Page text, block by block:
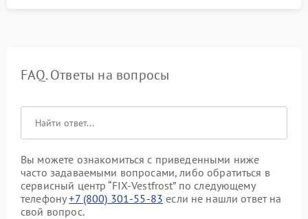
FAQ. Ответы на вопросы
Вы можете ознакомиться с приведенными ниже
часто задаваемыми вопросами, либо обратиться в
сервисный центр “FIX-Vestfrost” по следующему
телефону+7 (800) 301-55-83 если не нашли ответ на
свой вопрос.